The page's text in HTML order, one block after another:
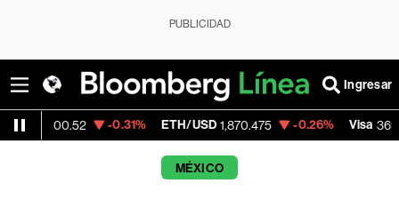
PUBLICIDAD
Ingresar
-0.31% ETH/USD 1,870.475 -0.26% Visa 369.59
MÉXICO